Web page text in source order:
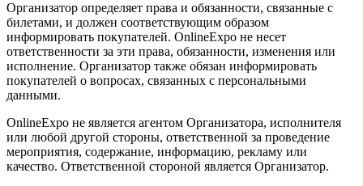
Организатор определяет права и обязанности, связанные с
билетами, и должен соответствующим образом
информировать покупателей. OnlineExpo не несет
ответственности за эти права, обязанности, изменения или
исполнение. Организатор также обязан информировать
покупателей о вопросах, связанных с персональными
данными.
OnlineExpo не является агентом Организатора, исполнителя
или любой другой стороны, ответственной за проведение
мероприятия, содержание, информацию, рекламу или
качество. Ответственной стороной является Организатор.